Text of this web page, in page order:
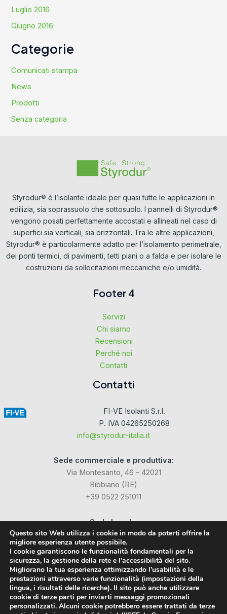
Luglio 2016
Giugno 2016
Categorie
Comunicati stampa
News
Prodotti
Senza categoria
Styrodur® è l’isolante ideale per quasi tutte le applicazioni in
edilizia, sia soprassuolo che sottosuolo. I pannelli di Styrodur®
vengono posati perfettamente accostati e allineati nel caso di
superfici sia verticali, sia orizzontali. Tra le altre applicazioni,
Styrodur® è particolarmente adatto per l’isolamento perimetrale,
dei ponti termici, di pavimenti, tetti piani o a falda e per isolare le
costruzioni da sollecitazioni meccaniche e/o umidità.
Footer 4
Servizi
Chi siamo
Recensioni
Perché noi
Contatti
Contatti
FI-VE Isolanti S.r.l.
P. IVA 04265250268
info@styrodur-italia.it
Sede commerciale e produttiva:
Via Montesanto, 46 – 42021
Bibbiano (RE)
+39 0522 251011
Sede Legale:
Via Industriale dell’Isola, 3
24040 Chignolo d’Isola (BG)
Social
Facebook
Questo sito Web utilizza i cookie in modo da poterti offrire la
migliore esperienza utente possibile.
I cookie garantiscono le funzionalità fondamentali per la
sicurezza, la gestione della rete e l’accessibilità del sito.
Migliorano la tua esperienza ottimizzando l’usabilità e le
prestazioni attraverso varie funzionalità (impostazioni della
lingua, i risultati delle ricerche). Il sito può anche utilizzare
cookie di terze parti per inviarti messaggi promozionali
personalizzati. Alcuni cookie potrebbero essere trattati da terze